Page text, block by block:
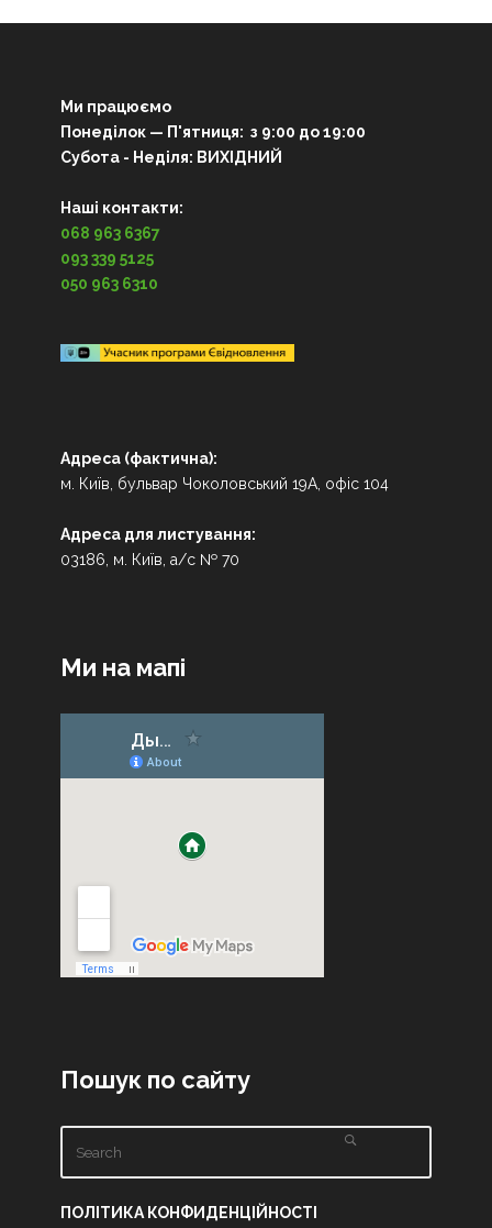
Ми працюємо
Понеділок — П'ятниця: з 9:00 до 19:00
Субота - Неділя: ВИХІДНИЙ
Наші контакти:
068 963 6367
093 339 5125
050 963 6310
Адреса (фактична):
м. Київ, бульвар Чоколовський 19А, офіс 104
Адреса для листування:
03186, м. Київ, а/с № 70
Ми на мапі
Пошук по сайту
ПОЛІТИКА КОНФИДЕНЦІЙНОСТІ